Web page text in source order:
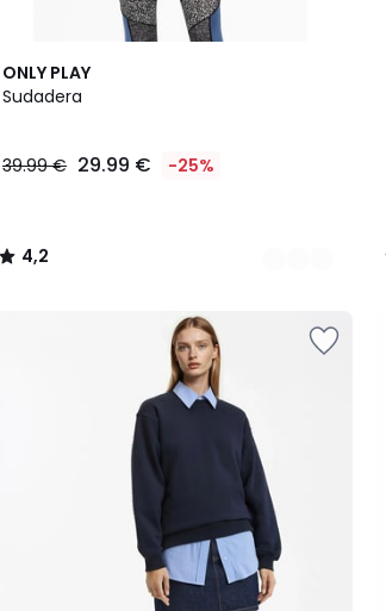
ONLY PLAY
Sudadera
39.99 € 29.99 € -25%
4,2
/ 5
2
Colores
4,2
/